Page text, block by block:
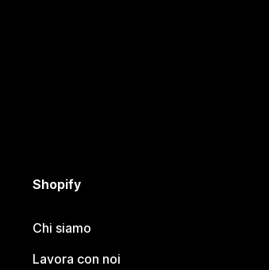
Shopify
Chi siamo
Lavora con noi